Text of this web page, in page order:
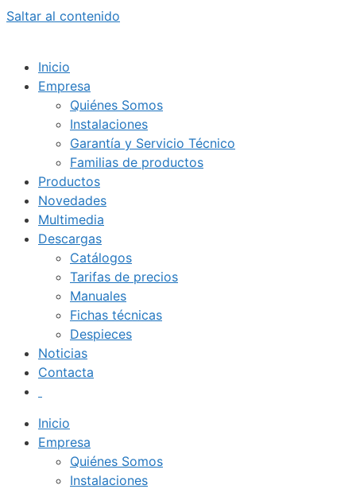
Saltar al contenido
Inicio
Empresa
Quiénes Somos
Instalaciones
Garantía y Servicio Técnico
Familias de productos
Productos
Novedades
Multimedia
Descargas
Catálogos
Tarifas de precios
Manuales
Fichas técnicas
Despieces
Noticias
Contacta
Inicio
Empresa
Quiénes Somos
Instalaciones